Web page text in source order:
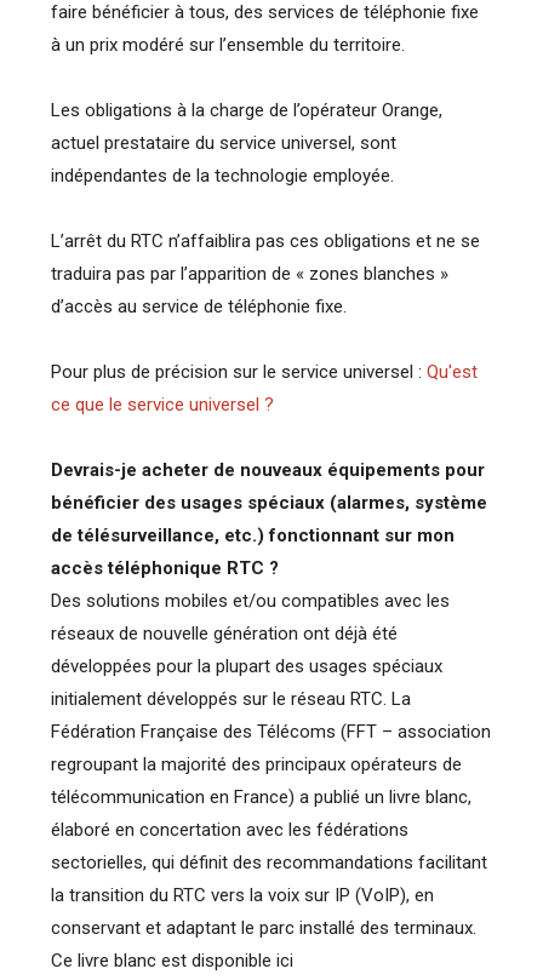
faire bénéficier à tous, des services de téléphonie fixe
à un prix modéré sur l’ensemble du territoire.
Les obligations à la charge de l’opérateur Orange,
actuel prestataire du service universel, sont
indépendantes de la technologie employée.
L’arrêt du RTC n’affaiblira pas ces obligations et ne se
traduira pas par l’apparition de « zones blanches »
d’accès au service de téléphonie fixe.
Pour plus de précision sur le service universel :Qu'est
ce que le service universel ?
Devrais-je acheter de nouveaux équipements pour
bénéficier des usages spéciaux (alarmes, système
de télésurveillance, etc.) fonctionnant sur mon
accès téléphonique RTC ?
Des solutions mobiles et/ou compatibles avec les
réseaux de nouvelle génération ont déjà été
développées pour la plupart des usages spéciaux
initialement développés sur le réseau RTC. La
Fédération Française des Télécoms (FFT – association
regroupant la majorité des principaux opérateurs de
télécommunication en France) a publié un livre blanc,
élaboré en concertation avec les fédérations
sectorielles, qui définit des recommandations facilitant
la transition du RTC vers la voix sur IP (VoIP), en
conservant et adaptant le parc installé des terminaux.
Ce livre blanc est disponible ici